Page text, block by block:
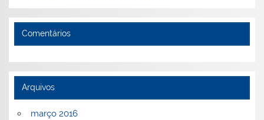
Comentários
Arquivos
março 2016